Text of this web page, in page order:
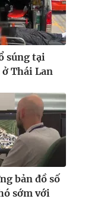
súng tại
Thái Lan
bản đồ số
sớm với